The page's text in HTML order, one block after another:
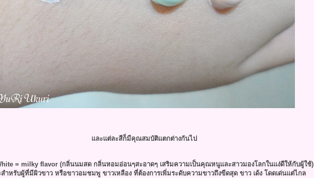
ละแต่ละสีก็มีคุณสมบัติแตกต่างกันไป
= milky flavor (กลิ่นนมสด กลิ่นหอมอ่อนๆสะอาดๆ เสริมความเป็นคุณหนูและสาวมองโลกในแง่ดีให้กับผู้ใช้)
สำหรับผู้ที่มีผิวขาว หรือขาวอมชมพู ขาวเหลือง ที่ต้องการเพิ่มระดับความขาวถึงขีดสุด ขาว เด้ง โดดเด่นแต่ไกล